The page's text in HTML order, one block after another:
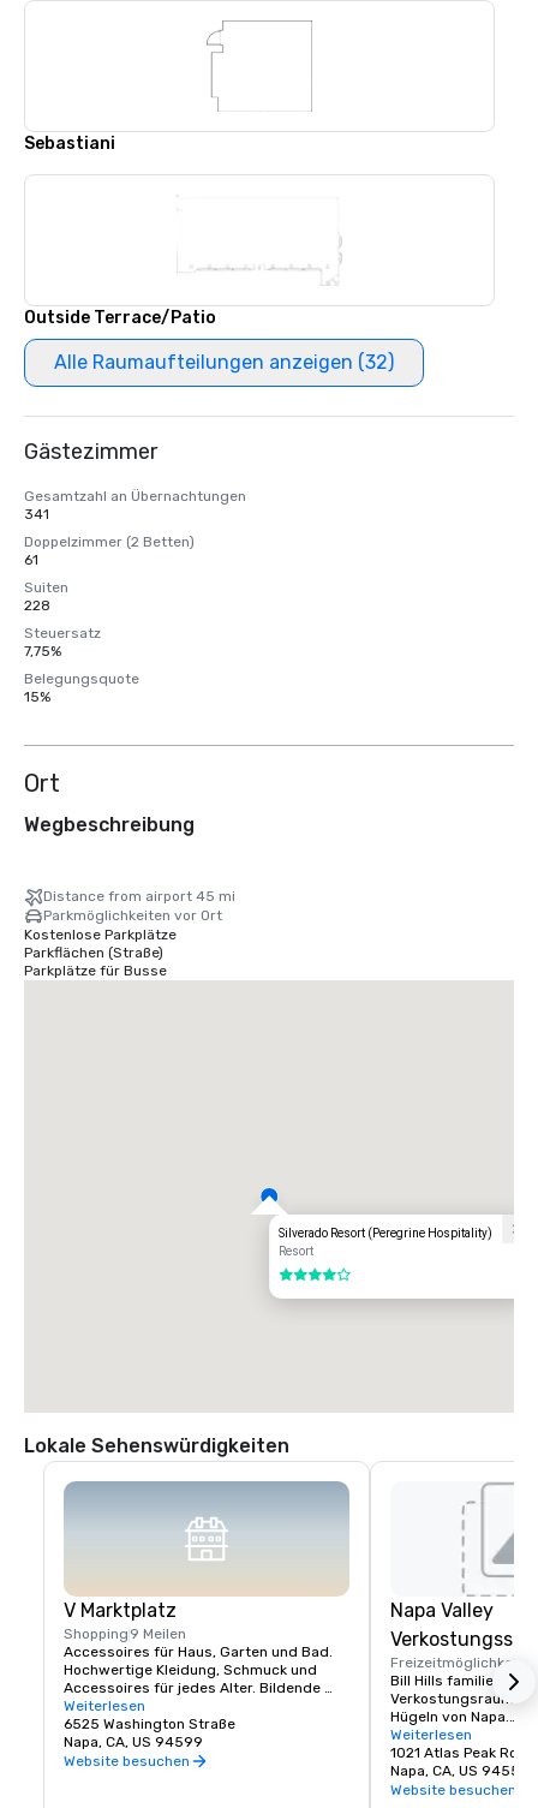
Sebastiani
Outside Terrace/Patio
Alle Raumaufteilungen anzeigen (32)
Gästezimmer
Gesamtzahl an Übernachtungen
341
Doppelzimmer (2 Betten)
61
Suiten
228
Steuersatz
7,75%
Belegungsquote
15%
Ort
Wegbeschreibung
Distance from airport 45 mi
Parkmöglichkeiten vor Ort
Kostenlose Parkplätze
Parkflächen (Straße)
Parkplätze für Busse
Silverado Resort (Peregrine Hospitality)
Resort
4 von 5
Lokale Sehenswürdigkeiten
V Marktplatz
Shopping 9 Meilen
Accessoires für Haus, Garten und Bad.
Hochwertige Kleidung, Schmuck und
Accessoires für jedes Alter. Bildende
Kunst, Gourmetgerichte, Pralinen, Wein
und Weinproben. Romantische
Geschenke und Sammlerstücke aus dem
Napa Valley und der ganzen Welt, die eine
Weiterlesen
6525 Washington Straße
Napa, CA, US 94599
Website besuchen
Napa Valley
Freizeitmöglichkeiten
Bill Hills
Verkostungsraum in
Hügeln von Napa.
Besuchen Sie uns
Prime Solum,
Weine.
Weiterlesen
1021 Atlas Peak Rot
Napa, CA, US 94559
Website besuchen